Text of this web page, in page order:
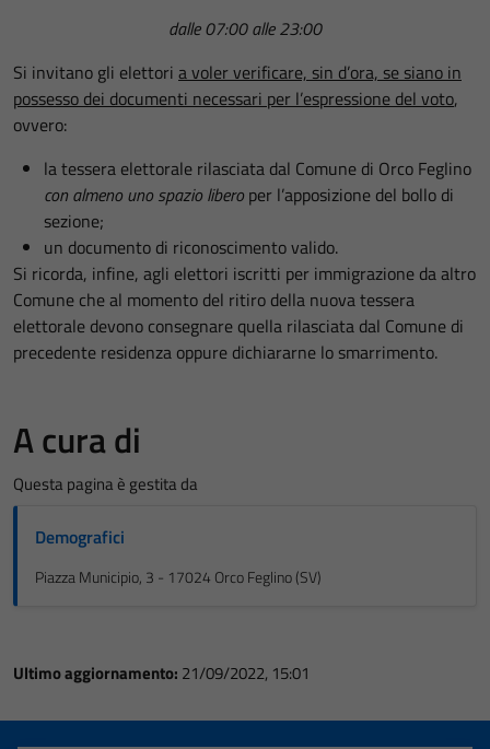
dalle 07:00 alle 23:00
Si invitano gli elettori a voler verificare, sin d’ora, se siano in
possesso dei documenti necessari per l’espressione del voto,
ovvero:
la tessera elettorale rilasciata dal Comune di Orco Feglino
con almeno uno spazio libero per l’apposizione del bollo di
sezione;
un documento di riconoscimento valido.
Si ricorda, infine, agli elettori iscritti per immigrazione da altro
Comune che al momento del ritiro della nuova tessera
elettorale devono consegnare quella rilasciata dal Comune di
precedente residenza oppure dichiararne lo smarrimento.
A cura di
Questa pagina è gestita da
Demografici
Piazza Municipio, 3 - 17024 Orco Feglino (SV)
Ultimo aggiornamento: 21/09/2022, 15:01